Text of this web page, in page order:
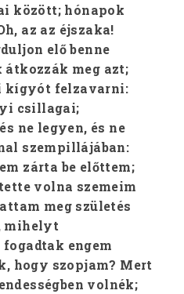
között; hónapok
az az éjszaka!
elő benne
meg azt;
kígyót felzavarni:
csillagai;
ne legyen, és ne
szempillájában:
zárta be előttem;
volna szemeim
meg születés
mihelyt
engem
hogy szopjam? Mert
volnék;